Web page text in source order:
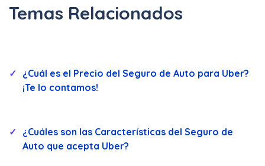
Temas Relacionados
¿Cuál es el Precio del Seguro de Auto para Uber?
¡Te lo contamos!
¿Cuáles son las Características del Seguro de
Auto que acepta Uber?